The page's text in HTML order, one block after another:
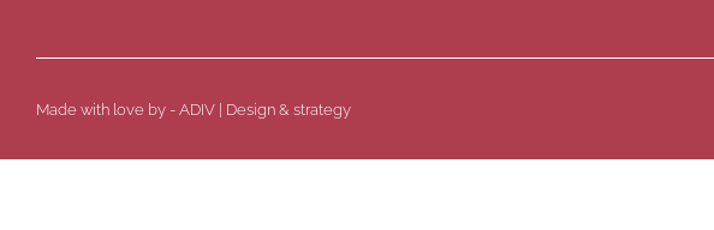
Made with love by - ADIV | Design & strategy